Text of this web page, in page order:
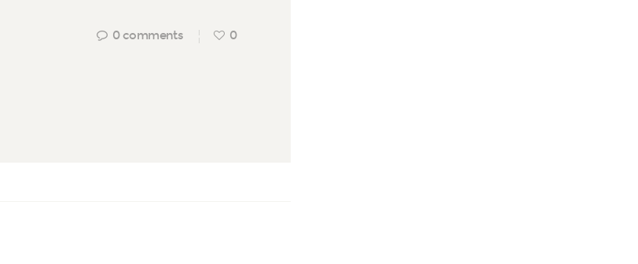
0 comments 0